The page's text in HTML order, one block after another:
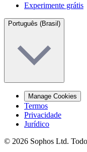
Experimente grátis
Português (Brasil)
Manage Cookies
Termos
Privacidade
Jurídico
© 2026 Sophos Ltd.